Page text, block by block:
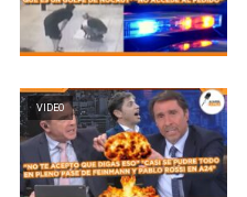
VIDEO